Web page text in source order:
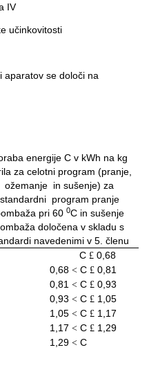
IV
učinkovitosti
aparatov se določi na
energije C v kWh na kg
za celotni program (pranje,
ožemanje in sušenje) za
standardni program pranje
pri 60 0C in sušenje
določena v skladu s
navedenimi v 5. členu
C £0,68
0,68< C£ 0,81
0,81< C£ 0,93
0,93< C£ 1,05
1,05< C£ 1,17
1,17< C£ 1,29
1,29< C